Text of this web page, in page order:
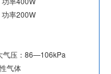
率200W
压：86—106kPa
气体